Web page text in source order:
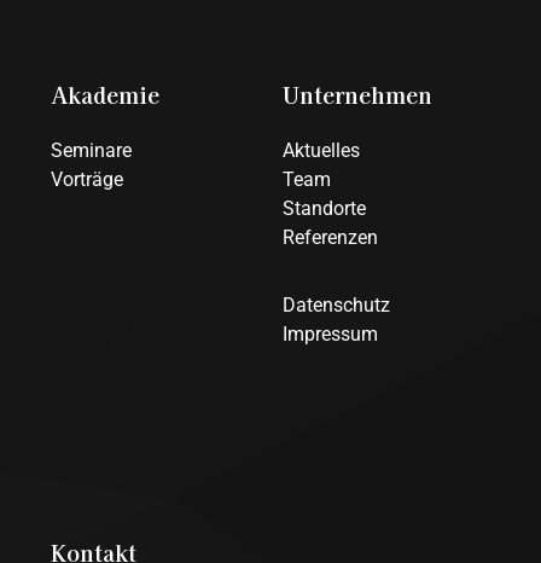
Akademie
Seminare
Vorträge
Unternehmen
Aktuelles
Team
Standorte
Referenzen
Datenschutz
Impressum
Kontakt